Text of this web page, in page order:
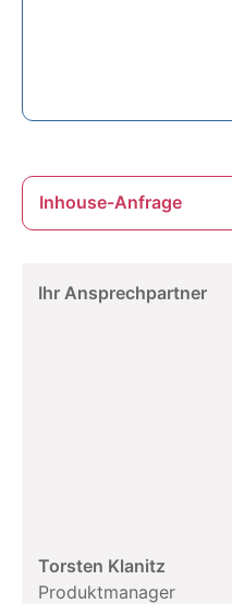
Inhouse-Anfrage
Ihr Ansprechpartner
Torsten Klanitz
Produktmanager